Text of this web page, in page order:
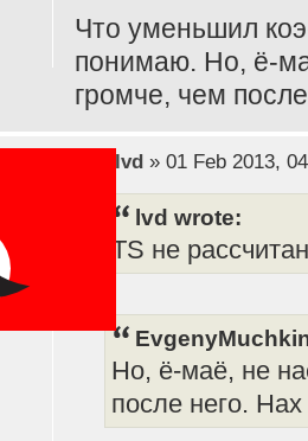
Что уменьшил
понимаю. Но, ё-
громче, чем
lvd» 01 Feb 2013,
lvd wrote:
TS не
Но, ё-маё, не
после него.